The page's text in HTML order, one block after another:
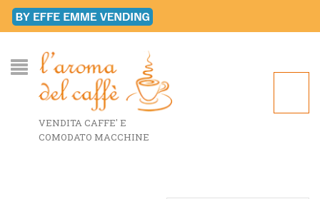
VENDITA CAFFE' E
COMODATO MACCHINE